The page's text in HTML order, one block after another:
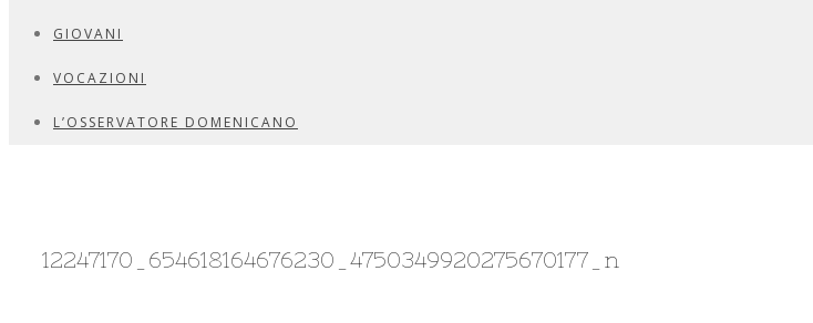
GIOVANI
VOCAZIONI
L’OSSERVATORE DOMENICANO
12247170_654618164676230_4750349920275670177_n